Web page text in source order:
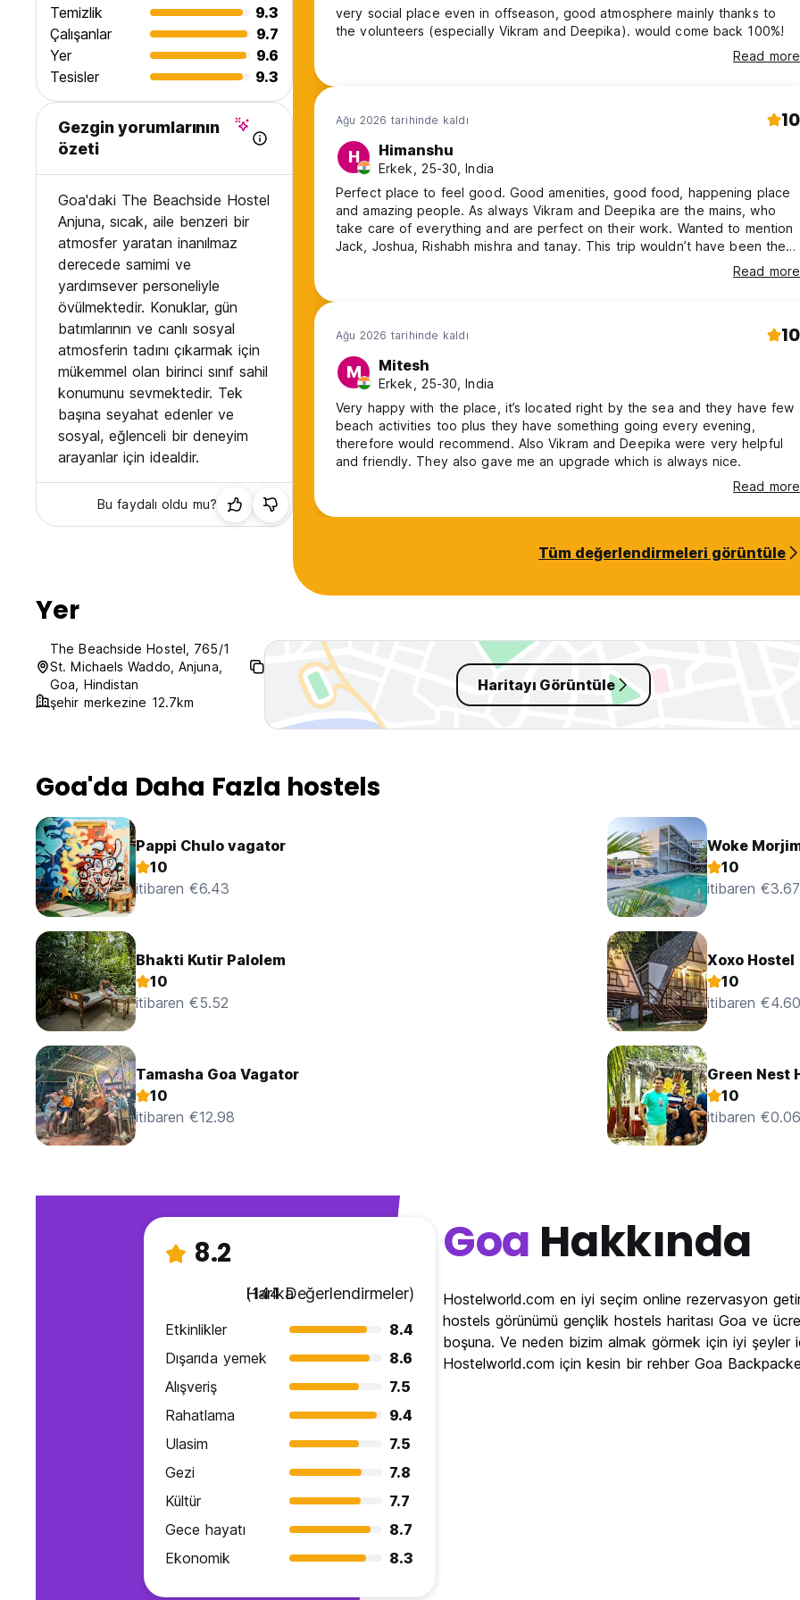
Temizlik
9.3
Çalışanlar
9.7
Yer
9.6
Tesisler
9.3
Gezgin yorumlarının
özeti
Goa'daki The Beachside Hostel
Anjuna, sıcak, aile benzeri bir
atmosfer yaratan inanılmaz
derecede samimi ve
yardımsever personeliyle
övülmektedir. Konuklar, gün
batımlarının ve canlı sosyal
atmosferin tadını çıkarmak için
mükemmel olan birinci sınıf sahil
konumunu sevmektedir. Tek
başına seyahat edenler ve
sosyal, eğlenceli bir deneyim
arayanlar için idealdir.
Bu faydalı oldu mu?
very social place even in offseason, good atmosphere mainly thanks to
the volunteers (especially Vikram and Deepika). would come back 100%!
Read more
Ağu 2026 tarihinde kaldı 10
H Himanshu
Erkek, 25-30, India
Perfect place to feel good. Good amenities, good food, happening place
and amazing people. As always Vikram and Deepika are the mains, who
take care of everything and are perfect on their work. Wanted to mention
Jack, Joshua, Rishabh mishra and tanay. This trip wouldn’t have been the
Read more
Ağu 2026 tarihinde kaldı 10
M Mitesh
Erkek, 25-30, India
Very happy with the place, it’s located right by the sea and they have few
beach activities too plus they have something going every evening,
therefore would recommend. Also Vikram and Deepika were very helpful
and friendly. They also gave me an upgrade which is always nice.
Read more
Tüm değerlendirmeleri görüntüle
Yer
The Beachside Hostel, 765/1
St. Michaels Waddo, Anjuna,
Goa, Hindistan
şehir merkezine 12.7km
Haritayı Görüntüle
Goa'da Daha Fazla hostels
Pappi Chulo vagator
10
itibaren €6.43
Woke
10
itibaren €3.67
Bhakti Kutir Palolem
10
itibaren €5.52
Xoxo Hostel
10
itibaren €4.60
Tamasha Goa Vagator
10
itibaren €12.98
Green Nest
10
itibaren €0.06
8.2
Harika
(144 Değerlendirmeler)
Etkinlikler
8.4
Dışarıda yemek
8.6
Alışveriş
7.5
Rahatlama
9.4
Ulasim
7.5
Gezi
7.8
Kültür
7.7
Gece hayatı
8.7
Ekonomik
8.3
Goa Hakkında
Hostelworld.com en iyi seçim online rezervasyon
hostels görünümü gençlik hostels haritası Goa ve
boşuna. Ve neden bizim almak görmek için iyi
Hostelworld.com için kesin bir rehber Goa